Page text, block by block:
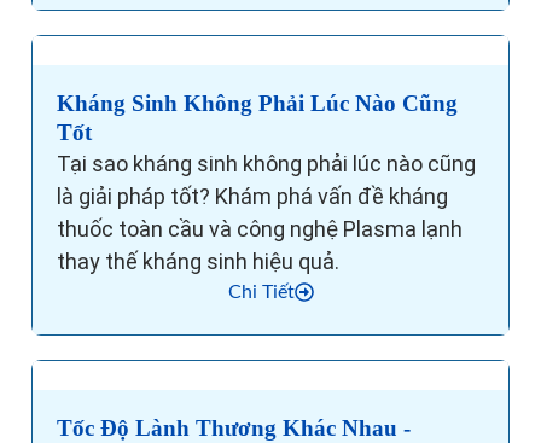
Kháng Sinh Không Phải Lúc Nào Cũng
Tốt
Tại sao kháng sinh không phải lúc nào cũng
là giải pháp tốt? Khám phá vấn đề kháng
thuốc toàn cầu và công nghệ Plasma lạnh
thay thế kháng sinh hiệu quả.
Chi Tiết
Tốc Độ Lành Thương Khác Nhau -